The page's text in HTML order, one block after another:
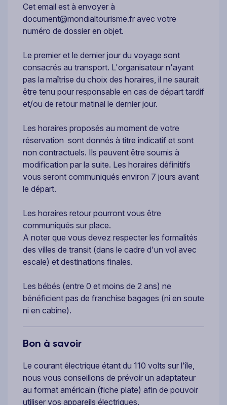
Cet email est à envoyer à
document@mondialtourisme.fr avec votre
numéro de dossier en objet.
Le premier et le dernier jour du voyage sont
consacrés au transport. L'organisateur n'ayant
pas la maîtrise du choix des horaires, il ne saurait
être tenu pour responsable en cas de départ tardif
et/ou de retour matinal le dernier jour.
Les horaires proposés au moment de votre
réservation sont donnés à titre indicatif et sont
non contractuels. Ils peuvent être soumis à
modification par la suite. Les horaires définitifs
vous seront communiqués environ 7 jours avant
le départ.
Les horaires retour pourront vous être
communiqués sur place.
A noter que vous devez respecter les formalités
des villes de transit (dans le cadre d'un vol avec
escale) et destinations finales.
Les bébés (entre 0 et moins de 2 ans) ne
bénéficient pas de franchise bagages (ni en soute
ni en cabine).
Bon à savoir
Le courant électrique étant du 110 volts sur l'île,
nous vous conseillons de prévoir un adaptateur
au format américain (fiche plate) afin de pouvoir
utiliser vos appareils électriques.